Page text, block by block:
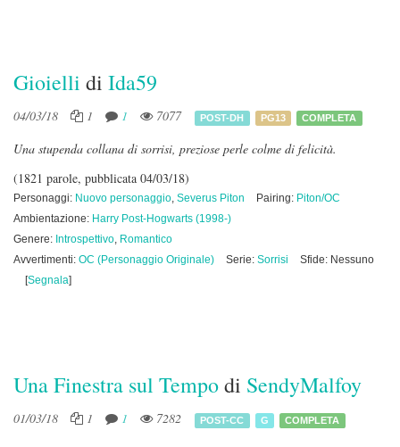
Gioielli di Ida59
04/03/18 1 1 7077 POST-DH PG13 COMPLETA
Una stupenda collana di sorrisi, preziose perle colme di felicità.
(1821 parole, pubblicata 04/03/18)
Personaggi: Nuovo personaggio, Severus Piton Pairing: Piton/OC
Ambientazione: Harry Post-Hogwarts (1998-)
Genere: Introspettivo, Romantico
Avvertimenti: OC (Personaggio Originale) Serie: Sorrisi
Sfide: Nessuno
[Segnala]
Una Finestra sul Tempodi SendyMalfoy
01/03/18 1 1 7282 POST-CC G COMPLETA